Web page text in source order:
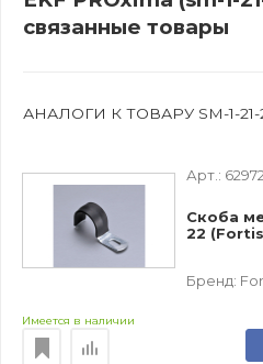
связанные товары
АНАЛОГИ К ТОВАРУ SM-1-21-
Арт.: 62972
Скоба
22
Бренд:
Имеется в наличии